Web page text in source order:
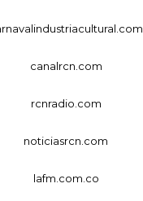
canalrcn.com
rcnradio.com
noticiasrcn.com
lafm.com.co